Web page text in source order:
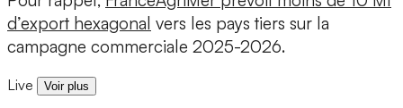
d’export hexagonal vers les pays tiers sur la
campagne commerciale 2025-2026.
Live Voir plus